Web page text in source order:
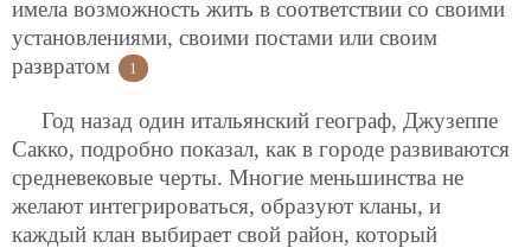
имела возможность жить в соответствии со своими
установлениями, своими постами или своим
развратом
1
Год назад один итальянский географ, Джузеппе
Сакко, подробно показал, как в городе развиваются
средневековые черты. Многие меньшинства не
желают интегрироваться, образуют кланы, и
каждый клан выбирает свой район, который